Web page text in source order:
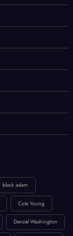
black adam
Cole Young
Denzel Washington